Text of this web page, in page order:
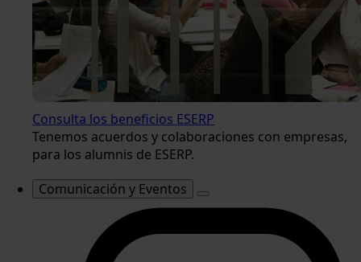
Consulta los beneficios ESERP
Tenemos acuerdos y colaboraciones con empresas,
para los alumnis de ESERP.
Comunicación y Eventos